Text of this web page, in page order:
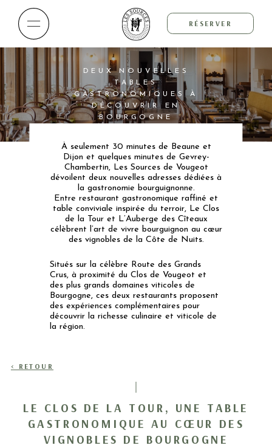
RÉSERVER
DEUX NOUVELLES
TABLES
GASTRONOMIQUES À
DÉCOUVRIR EN
BOURGOGNE
À seulement 30 minutes de Beaune et
Dijon et quelques minutes de Gevrey-
Chambertin, Les Sources de Vougeot
dévoilent deux nouvelles adresses dédiées à
la gastronomie bourguignonne.
Entre restaurant gastronomique raffiné et
table conviviale inspirée du terroir, Le Clos
de la Tour et L’Auberge des Cîteaux
célèbrent l’art de vivre bourguignon au cœur
des vignobles de la Côte de Nuits.
Situés sur la célèbre Route des Grands
Crus, à proximité du Clos de Vougeot et
des plus grands domaines viticoles de
Bourgogne, ces deux restaurants proposent
des expériences complémentaires pour
découvrir la richesse culinaire et viticole de
la région.
< RETOUR
LE CLOS DE LA TOUR, UNE TABLE
GASTRONOMIQUE AU CŒUR DES
VIGNOBLES DE BOURGOGNE